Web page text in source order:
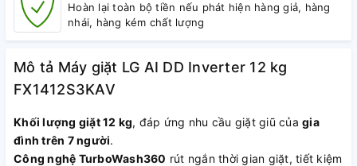
Hoàn lại toàn bộ tiền nếu phát hiện hàng giả, hàng
nhái, hàng kém chất lượng
Mô tả Máy giặt LG AI DD Inverter 12 kg
FX1412S3KAV
Khối lượng giặt 12 kg, đáp ứng nhu cầu giặt giũ của gia
đình trên 7 người.
Công nghệ TurboWash360 rút ngắn thời gian giặt, tiết kiệm